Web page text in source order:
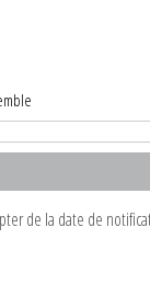
de la date de